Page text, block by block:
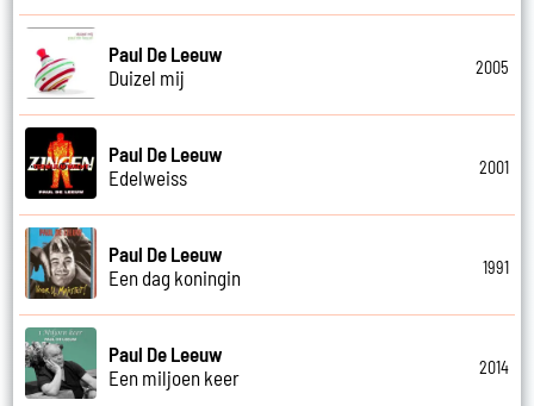
Paul De Leeuw
Duizel mij
2005
Paul De Leeuw
Edelweiss
2001
Paul De Leeuw
Een dag koningin
1991
Paul De Leeuw
Een miljoen keer
2014